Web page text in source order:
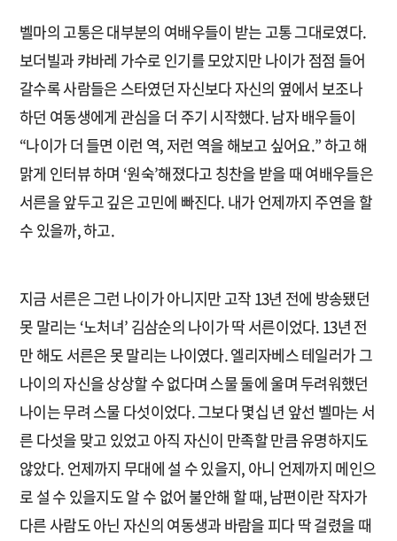
벨마의 고통은 대부분의 여배우들이 받는 고통 그대로였다.
보더빌과 캬바레 가수로 인기를 모았지만 나이가 점점 들어
갈수록 사람들은 스타였던 자신보다 자신의 옆에서 보조나
하던 여동생에게 관심을 더 주기 시작했다. 남자 배우들이
“나이가 더 들면 이런 역, 저런 역을 해보고 싶어요.” 하고 해
맑게 인터뷰 하며 ‘원숙’해졌다고 칭찬을 받을 때 여배우들은
서른을 앞두고 깊은 고민에 빠진다. 내가 언제까지 주연을 할
수 있을까, 하고.
지금 서른은 그런 나이가 아니지만 고작 13년 전에 방송됐던
못 말리는 ‘노처녀’ 김삼순의 나이가 딱 서른이었다. 13년 전
만 해도 서른은 못 말리는 나이였다. 엘리자베스 테일러가 그
나이의 자신을 상상할 수 없다며 스물 둘에 울며 두려워했던
나이는 무려 스물 다섯이었다. 그보다 몇십 년 앞선 벨마는 서
른 다섯을 맞고 있었고 아직 자신이 만족할 만큼 유명하지도
않았다. 언제까지 무대에 설 수 있을지, 아니 언제까지 메인으
로 설 수 있을지도 알 수 없어 불안해 할 때, 남편이란 작자가
다른 사람도 아닌 자신의 여동생과 바람을 피다 딱 걸렸을 때